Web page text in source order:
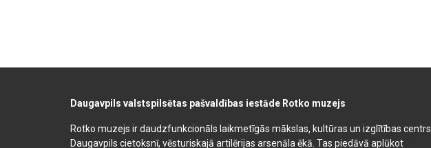
Daugavpils valstspilsētas pašvaldības iestāde Rotko muzejs
Rotko muzejs ir daudzfunkcionāls laikmetīgās mākslas, kultūras un izglītības centrs
Daugavpils cietoksnī, vēsturiskajā artilērijas arsenāla ēkā. Tas piedāvā aplūkot